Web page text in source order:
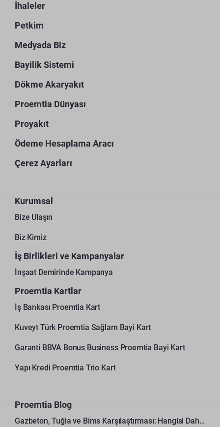
İhaleler
Petkim
Medyada Biz
Bayilik Sistemi
Dökme Akaryakıt
Proemtia Dünyası
Proyakıt
Ödeme Hesaplama Aracı
Çerez Ayarları
Kurumsal
Bize Ulaşın
Biz Kimiz
İş Birlikleri ve Kampanyalar
İnşaat Demirinde Kampanya
Proemtia Kartlar
İş Bankası Proemtia Kart
Kuveyt Türk Proemtia Sağlam Bayi Kart
Garanti BBVA Bonus Business Proemtia Bayi Kart
Yapı Kredi Proemtia Trio Kart
Proemtia Blog
Gazbeton, Tuğla ve Bims Karşılaştırması: Hangisi Daha Avantajlı?